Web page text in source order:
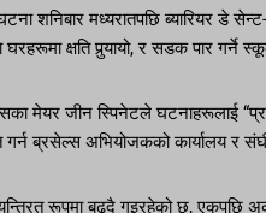
शनिबार मध्यरातपछि ब्यारियर डे
क्षति पुर्‍यायो, र सडक पार
मेयर जीन स्पिनेटले घटनाहरूलाई
गर्न ब्रसेल्स अभियोजकको कार्यालय र
रूपमा बढ्दै गइरहेको छ, एकपछि